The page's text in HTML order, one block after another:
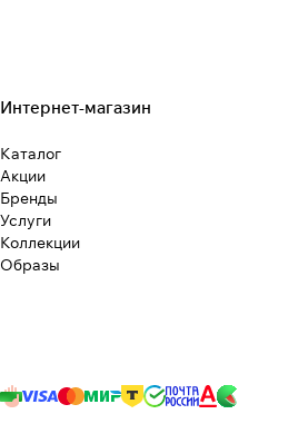
Интернет-магазин
Каталог
Акции
Бренды
Услуги
Коллекции
Образы